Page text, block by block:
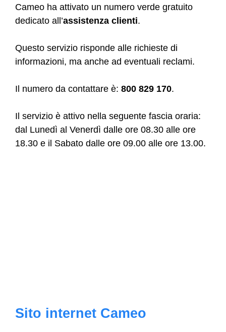
Cameo ha attivato un numero verde gratuito
dedicato all’assistenza clienti.
Questo servizio risponde alle richieste di
informazioni, ma anche ad eventuali reclami.
Il numero da contattare è: 800 829 170.
Il servizio è attivo nella seguente fascia oraria:
dal Lunedì al Venerdì dalle ore 08.30 alle ore
18.30 e il Sabato dalle ore 09.00 alle ore 13.00.
Sito internet Cameo